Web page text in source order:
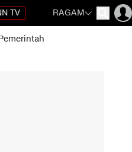
TV RAGAM